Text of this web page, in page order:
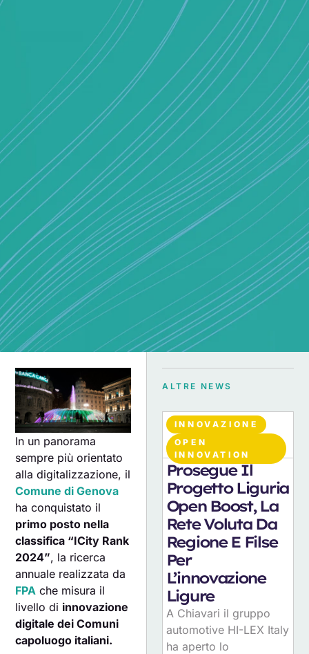
In un panorama
sempre più orientato
alla digitalizzazione, il
Comune di Genova
ha conquistato il
primo posto nella
classifica “ICity Rank
2024”, la ricerca
annuale realizzata da
FPA che misura il
livello di innovazione
digitale dei Comuni
capoluogo italiani.
ALTRE NEWS
INNOVAZIONE
OPEN
INNOVATION
07AGOSTO 2026
Prosegue Il
Progetto Liguria
Open Boost, La
Rete Voluta Da
Regione E Filse
Per
L’innovazione
Ligure
A Chiavari il gruppo
automotive HI-LEX Italy
ha aperto lo